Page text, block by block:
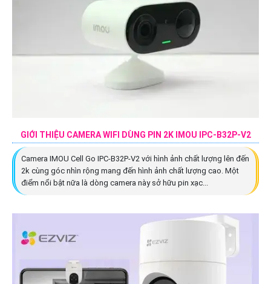
GIỚI THIỆU CAMERA WIFI DÙNG PIN 2K IMOU IPC-B32P-V2
Camera IMOU Cell Go IPC-B32P-V2 với hình ảnh chất lượng lên đến
2k cùng góc nhìn rộng mang đến hình ảnh chất lượng cao. Một
điểm nổi bật nữa là dòng camera này sở hữu pin xạc...